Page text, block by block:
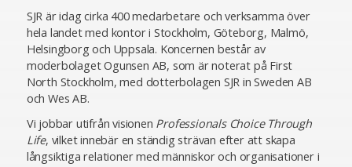
SJR är idag cirka 400 medarbetare och verksamma över
hela landet med kontor i Stockholm, Göteborg, Malmö,
Helsingborg och Uppsala. Koncernen består av
moderbolaget Ogunsen AB, som är noterat på First
North Stockholm, med dotterbolagen SJR in Sweden AB
och Wes AB.
Vi jobbar utifrån visionen Professionals Choice Through
Life, vilket innebär en ständig strävan efter att skapa
långsiktiga relationer med människor och organisationer i